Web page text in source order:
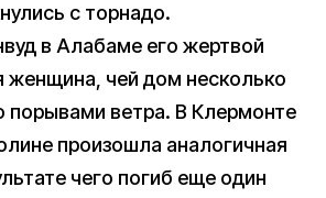
с торнадо.
в Алабаме его жертвой
женщина, чей дом несколько
порывами ветра. В Клермонте
произошла аналогичная
чего погиб еще один